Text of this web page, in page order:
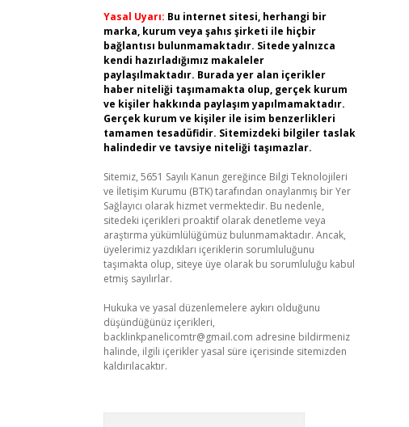
Yasal Uyarı: Bu internet sitesi, herhangi bir
marka, kurum veya şahıs şirketi ile hiçbir
bağlantısı bulunmamaktadır. Sitede yalnızca
kendi hazırladığımız makaleler
paylaşılmaktadır. Burada yer alan içerikler
haber niteliği taşımamakta olup, gerçek kurum
ve kişiler hakkında paylaşım yapılmamaktadır.
Gerçek kurum ve kişiler ile isim benzerlikleri
tamamen tesadüfidir. Sitemizdeki bilgiler taslak
halindedir ve tavsiye niteliği taşımazlar.
Sitemiz, 5651 Sayılı Kanun gereğince Bilgi Teknolojileri
ve İletişim Kurumu (BTK) tarafından onaylanmış bir Yer
Sağlayıcı olarak hizmet vermektedir. Bu nedenle,
sitedeki içerikleri proaktif olarak denetleme veya
araştırma yükümlülüğümüz bulunmamaktadır. Ancak,
üyelerimiz yazdıkları içeriklerin sorumluluğunu
taşımakta olup, siteye üye olarak bu sorumluluğu kabul
etmiş sayılırlar.
Hukuka ve yasal düzenlemelere aykırı olduğunu
düşündüğünüz içerikleri,
backlinkpanelicomtr@gmail.com adresine bildirmeniz
halinde, ilgili içerikler yasal süre içerisinde sitemizden
kaldırılacaktır.